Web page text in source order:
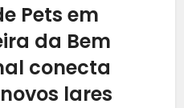
Pets em
da Bem
conecta
lares